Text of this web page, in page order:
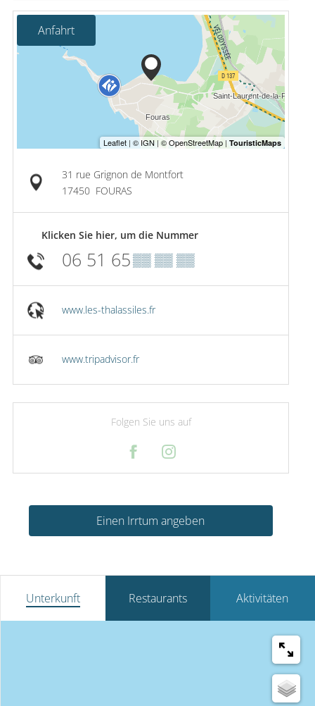
Anfahrt
31 rue Grignon de Montfort
17450 FOURAS
Klicken Sie hier, um die Nummer
06 51 65▒▒ ▒▒ ▒▒
www.les-thalassiles.fr
www.tripadvisor.fr
Folgen Sie uns auf
Einen Irrtum angeben
Unterkunft Restaurants Aktivitäten